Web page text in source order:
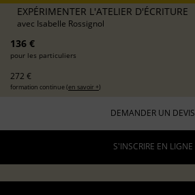
EXPÉRIMENTER L'ATELIER D'ÉCRITURE
avec Isabelle Rossignol
136 €
pour les particuliers
272 €
formation continue (en savoir +)
DEMANDER UN DEVIS
S'INSCRIRE EN LIGNE